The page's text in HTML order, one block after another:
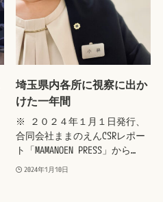
埼玉県内各所に視察に出か
けた一年間
※ ２０２４年１月１日発行、
合同会社ままのえんCSRレポー
ト「MAMANOEN PRESS」から…
2024年1月10日